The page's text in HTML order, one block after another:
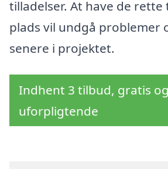
tilladelser. At have de rette
plads vil undgå problemer
senere i projektet.
Indhent 3 tilbud, gratis og
uforpligtende